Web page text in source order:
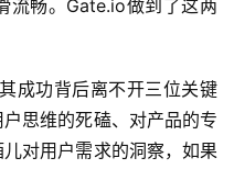
流畅。Gate.io做到了这两
成功背后离不开三位关键
思维的死磕、对产品的专
对用户需求的洞察，如果